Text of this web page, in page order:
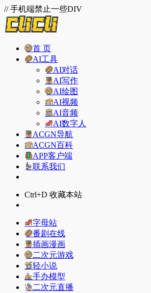
// 手机端禁止一些DIV
首 页
AI工具
AI对话
AI写作
AI绘图
AI视频
AI音频
AI数字人
ACGN导航
ACGN百科
APP客户端
联系我们
Ctrl+D 收藏本站
字母站
番剧在线
插画漫画
二次元游戏
轻小说
手办模型
二次元直播